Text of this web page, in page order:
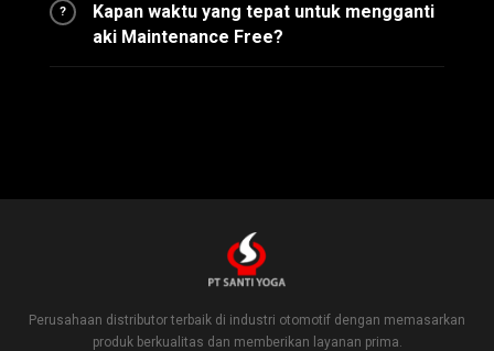
?
Kapan waktu yang tepat untuk mengganti
aki Maintenance Free?
Perusahaan distributor terbaik di industri otomotif dengan memasarkan
produk berkualitas dan memberikan layanan prima.